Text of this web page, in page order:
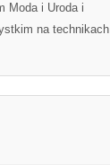
Moda i Uroda i
na technikach